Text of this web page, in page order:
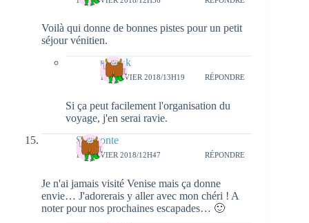
Voilà qui donne de bonnes pistes pour un petit
séjour vénitien.
natieak
17 JANVIER 2018/13H19 RÉPONDRE
Si ça peut facilement l'organisation du
voyage, j'en serai ravie.
Saraconte
15 JANVIER 2018/12H47 RÉPONDRE
Je n'ai jamais visité Venise mais ça donne
envie… J'adorerais y aller avec mon chéri ! A
noter pour nos prochaines escapades… 🙂